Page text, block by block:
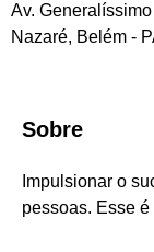
Av.
Nazaré, Belém -
Sobre
Impulsionar o
pessoas. Esse